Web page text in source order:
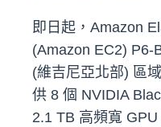
即日起，Amazon
(Amazon EC2) P6-
(維吉尼亞北部) 區
供 8 個 NVIDIA
2.1 TB 高頻寬